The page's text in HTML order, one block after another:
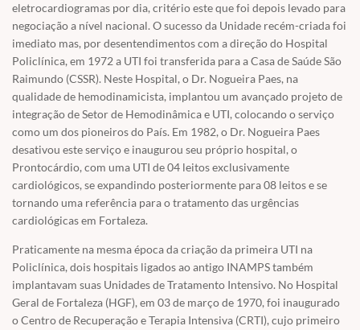
eletrocardiogramas por dia, critério este que foi depois levado para
negociação a nível nacional. O sucesso da Unidade recém-criada foi
imediato mas, por desentendimentos com a direção do Hospital
Policlínica, em 1972 a UTI foi transferida para a Casa de Saúde São
Raimundo (CSSR). Neste Hospital, o Dr. Nogueira Paes, na
qualidade de hemodinamicista, implantou um avançado projeto de
integração de Setor de Hemodinâmica e UTI, colocando o serviço
como um dos pioneiros do País. Em 1982, o Dr. Nogueira Paes
desativou este serviço e inaugurou seu próprio hospital, o
Prontocárdio, com uma UTI de 04 leitos exclusivamente
cardiológicos, se expandindo posteriormente para 08 leitos e se
tornando uma referência para o tratamento das urgências
cardiológicas em Fortaleza.
Praticamente na mesma época da criação da primeira UTI na
Policlínica, dois hospitais ligados ao antigo INAMPS também
implantavam suas Unidades de Tratamento Intensivo. No Hospital
Geral de Fortaleza (HGF), em 03 de março de 1970, foi inaugurado
o Centro de Recuperação e Terapia Intensiva (CRTI), cujo primeiro